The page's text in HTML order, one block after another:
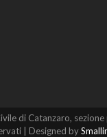
di Catanzaro,
| Designed by